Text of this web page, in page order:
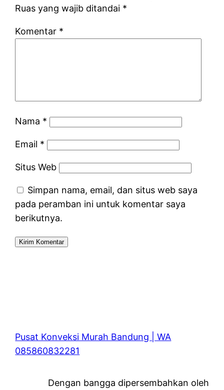
Ruas yang wajib ditandai *
Komentar *
Nama *
Email *
Situs Web
Simpan nama, email, dan situs web saya
pada peramban ini untuk komentar saya
berikutnya.
Pusat Konveksi Murah Bandung | WA
085860832281
Dengan bangga dipersembahkan oleh